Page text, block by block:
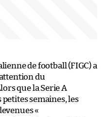
de football (FIGC) a
du
que la Serie A
semaines, les
«